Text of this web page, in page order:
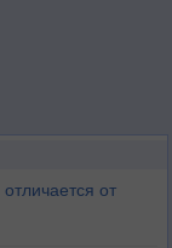
от